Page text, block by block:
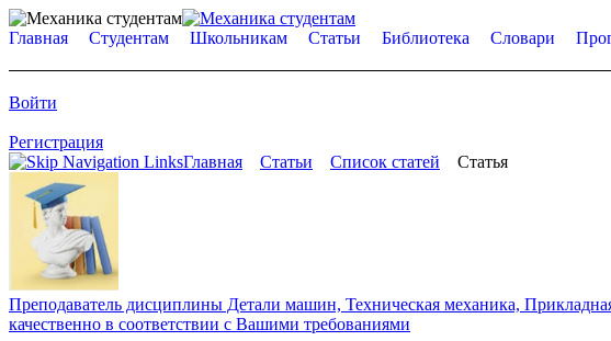
Главная Студентам Школьникам Статьи Библиотека Словари
Войти
Регистрация
Главная
Статьи Список статей Статья
Преподаватель дисциплины Детали машин, Техническая механика,
качественно в соответствии с Вашими требованиями